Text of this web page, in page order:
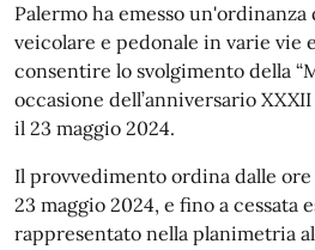
Palermo ha emesso
veicolare e pedonale in varie vie
consentire lo svolgimento della
occasione dell’anniversario
il 23 maggio 2024.
Il provvedimento ordina dalle ore
23 maggio 2024, e fino a cessata
rappresentato nella planimetria